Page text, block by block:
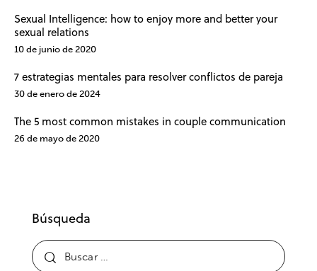
Sexual Intelligence: how to enjoy more and better your
sexual relations
10 de junio de 2020
7 estrategias mentales para resolver conflictos de pareja
30 de enero de 2024
The 5 most common mistakes in couple communication
26 de mayo de 2020
Búsqueda